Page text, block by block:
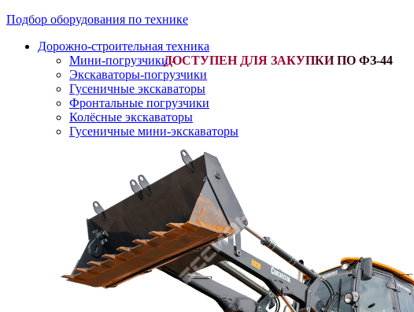
Подбор оборудования по технике
Дорожно-строительная техника
Мини-погрузчики-
Экскаваторы-погрузчики
Гусеничные экскаваторы
Фронтальные погрузчики
Колёсные экскаваторы
Гусеничные мини-экскаваторы